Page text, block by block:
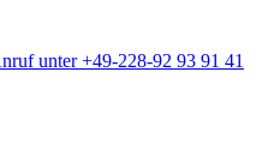
unter +49-228-92 93 91 41